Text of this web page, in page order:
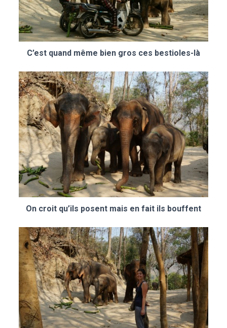
C’est quand même bien gros ces bestioles-là
On croit qu’ils posent mais en fait ils bouffent